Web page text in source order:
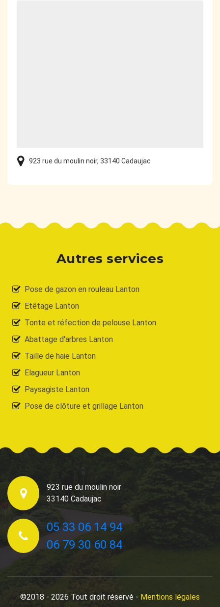
923 rue du moulin noir, 33140 Cadaujac
Autres services
Pose de gazon en rouleau Lanton
Etêtage Lanton
Tonte et réfection de pelouse Lanton
Abattage d'arbres Lanton
Taille de haie Lanton
Elagueur Lanton
Paysagiste Lanton
Pose de clôture et grillage Lanton
923 rue du moulin noir
33140 Cadaujac
05 33 06 14 94
06 79 30 60 84
©2018 - 2026 Tout droit réservé - Mentions légales